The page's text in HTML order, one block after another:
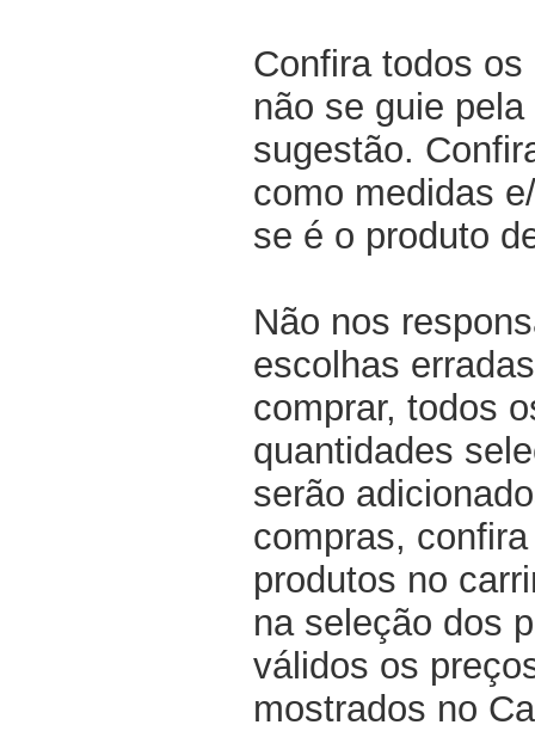
Confira todos
não se guie
sugestão.
como medidas
se é o produto
Não nos
escolhas
comprar, todos
quantidades
serão
compras,
produtos no
na seleção dos
válidos os
mostrados no